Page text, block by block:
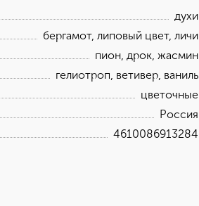
духи
бергамот, липовый цвет, личи
пион, дрок, жасмин
гелиотроп, ветивер, ваниль
цветочные
Россия
4610086913284